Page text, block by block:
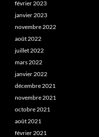
février 2023
janvier 2023
novembre 2022
août 2022
juillet 2022
mars 2022
janvier 2022
décembre 2021
novembre 2021
octobre 2021
août 2021
février 2021